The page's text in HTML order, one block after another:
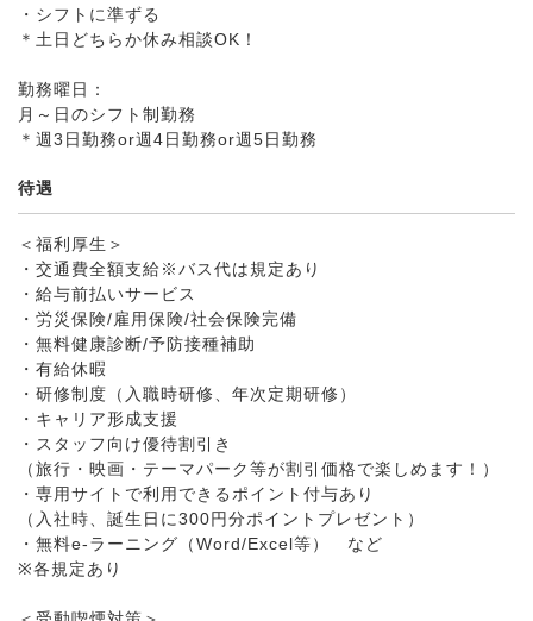
・シフトに準ずる
＊土日どちらか休み相談OK！
勤務曜日：
月～日のシフト制勤務
＊週3日勤務or週4日勤務or週5日勤務
待遇
＜福利厚生＞
・交通費全額支給※バス代は規定あり
・給与前払いサービス
・労災保険/雇用保険/社会保険完備
・無料健康診断/予防接種補助
・有給休暇
・研修制度（入職時研修、年次定期研修）
・キャリア形成支援
・スタッフ向け優待割引き
（旅行・映画・テーマパーク等が割引価格で楽しめます！）
・専用サイトで利用できるポイント付与あり
（入社時、誕生日に300円分ポイントプレゼント）
・無料e-ラーニング（Word/Excel等） など
※各規定あり